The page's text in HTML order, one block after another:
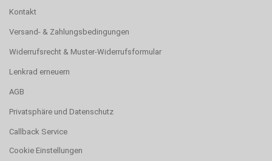
Kontakt
Versand- & Zahlungsbedingungen
Widerrufsrecht & Muster-Widerrufsformular
Lenkrad erneuern
AGB
Privatsphäre und Datenschutz
Callback Service
Cookie Einstellungen